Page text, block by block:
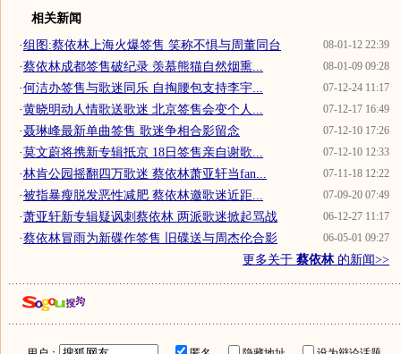
相关新闻
08-01-12 22:39
·组图:蔡依林上海火爆签售 笑称不惧与周董同台
08-01-09 09:28
·蔡依林成都签售破纪录 羡慕熊猫自然烟熏...
07-12-24 11:17
·何洁办签售与歌迷同乐 自掏腰包支持李宇...
07-12-17 16:49
·黄晓明动人情歌送歌迷 北京签售会变个人...
07-12-10 17:26
·聂琳峰最新单曲签售 歌迷争相合影留念
07-12-10 12:33
·莫文蔚将携新专辑抵京 18日签售亲自谢歌...
07-11-18 12:22
·林肯公园摇翻四万歌迷 蔡依林萧亚轩当fan...
07-09-20 07:49
·被指暴瘦脱发恶性减肥 蔡依林邀歌迷近距...
06-12-27 11:17
·萧亚轩新专辑疑讽刺蔡依林 两派歌迷掀起骂战
06-05-01 09:27
·蔡依林冒雨为新碟作签售 旧碟送与周杰伦合影
更多关于 蔡依林的新闻>>